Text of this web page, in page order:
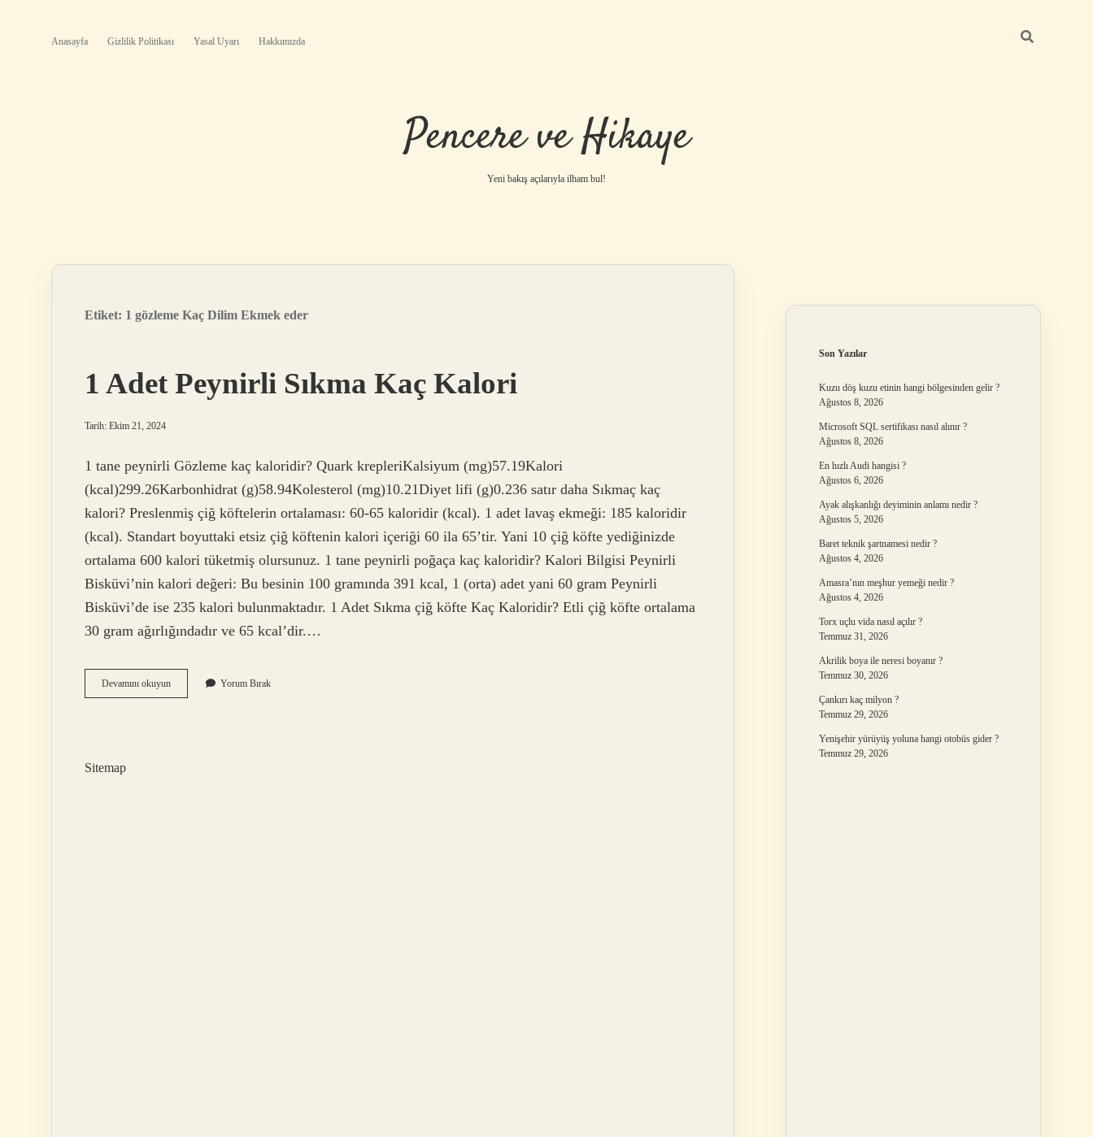
Anasayfa Gizlilik Politikası Yasal Uyarı Hakkımızda
Pencere ve Hikaye
Yeni bakış açılarıyla ilham bul!
Etiket: 1 gözleme Kaç Dilim Ekmek eder
1 Adet Peynirli Sıkma Kaç Kalori
Tarih: Ekim 21, 2024
1 tane peynirli Gözleme kaç kaloridir? Quark krepleriKalsiyum (mg)57.19Kalori
(kcal)299.26Karbonhidrat (g)58.94Kolesterol (mg)10.21Diyet lifi (g)0.236 satır daha Sıkmaç kaç
kalori? Preslenmiş çiğ köftelerin ortalaması: 60-65 kaloridir (kcal). 1 adet lavaş ekmeği: 185 kaloridir
(kcal). Standart boyuttaki etsiz çiğ köftenin kalori içeriği 60 ila 65’tir. Yani 10 çiğ köfte yediğinizde
ortalama 600 kalori tüketmiş olursunuz. 1 tane peynirli poğaça kaç kaloridir? Kalori Bilgisi Peynirli
Bisküvi’nin kalori değeri: Bu besinin 100 gramında 391 kcal, 1 (orta) adet yani 60 gram Peynirli
Bisküvi’de ise 235 kalori bulunmaktadır. 1 Adet Sıkma çiğ köfte Kaç Kaloridir? Etli çiğ köfte ortalama
30 gram ağırlığındadır ve 65 kcal’dir.…
Devamını okuyun1
Adet
Yorum Bırak
Sitemap
Son Yazılar
Kuzu döş kuzu etinin hangi bölgesinden gelir ?
Ağustos 8, 2026
Microsoft SQL sertifikası nasıl alınır ?
Ağustos 8, 2026
En hızlı Audi hangisi ?
Ağustos 6, 2026
Ayak alışkanlığı deyiminin anlamı nedir ?
Ağustos 5, 2026
Baret teknik şartnamesi nedir ?
Ağustos 4, 2026
Amasra’nın meşhur yemeği nedir ?
Ağustos 4, 2026
Torx uçlu vida nasıl açılır ?
Temmuz 31, 2026
Akrilik boya ile neresi boyanır ?
Temmuz 30, 2026
Çankırı kaç milyon ?
Temmuz 29, 2026
Yenişehir yürüyüş yoluna hangi otobüs gider ?
Temmuz 29, 2026